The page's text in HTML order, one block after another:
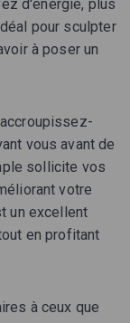
d'énergie, plus
pour sculpter
à poser un
vous avant de
sollicite vos
votre
un excellent
en profitant
à ceux que